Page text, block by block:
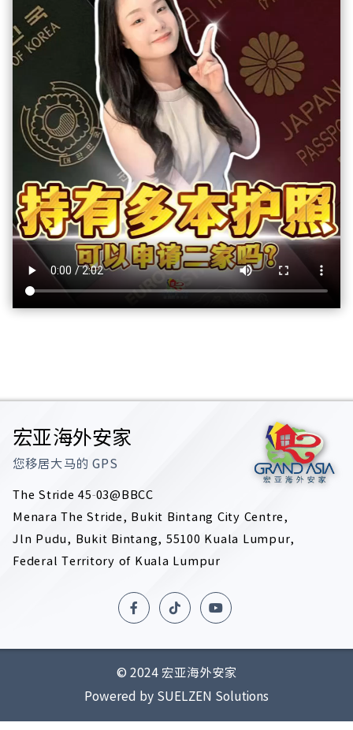
宏亚海外安家
您移居大马的GPS
The Stride 45-03@BBCC
Menara The Stride, Bukit Bintang City Centre,
Jln Pudu, Bukit Bintang, 55100 Kuala Lumpur,
Federal Territory of Kuala Lumpur
© 2024 宏亚海外安家
Powered by SUELZEN Solutions